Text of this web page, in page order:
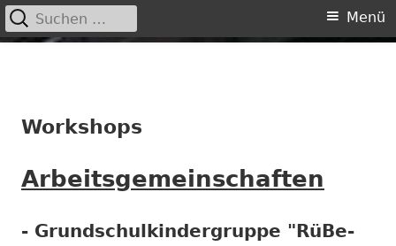
Primäres
Menü
Suchen
nach:
Workshops
Arbeitsgemeinschaften
- Grundschulkindergruppe "RüBe-